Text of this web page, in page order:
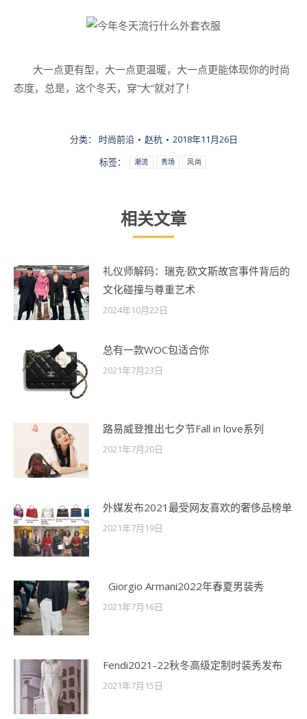
大一点更有型，大一点更温暖，大一点更能体现你的时尚
态度，总是，这个冬天，穿“大”就对了！
分类： 时尚前沿 赵杭
2018年11月26日
标签：
潮流 秀场 风尚
相关文章
礼仪师解码：瑞克·欧文斯故宫事件背后的
文化碰撞与尊重艺术
2024年10月22日
总有一款WOC包适合你
2021年7月23日
路易威登推出七夕节Fall in love系列
2021年7月20日
外媒发布2021最受网友喜欢的奢侈品榜单
2021年7月19日
Giorgio Armani2022年春夏男装秀
2021年7月16日
Fendi2021-22秋冬高级定制时装秀发布
2021年7月15日